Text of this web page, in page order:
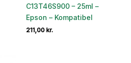
C13T46S900 – 25ml –
Epson – Kompatibel
211,00 kr.